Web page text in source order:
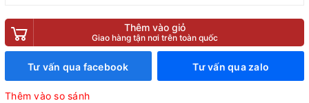
Thêm vào giỏ
Giao hàng tận nơi trên toàn quốc
Tư vấn qua facebook Tư vấn qua zalo
Thêm vào so sánh